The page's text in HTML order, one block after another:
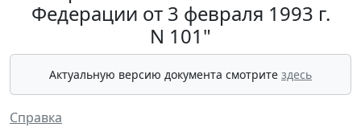
Федерации от 3 февраля 1993 г.
N 101"
Актуальную версию документа смотрите здесь
Справка